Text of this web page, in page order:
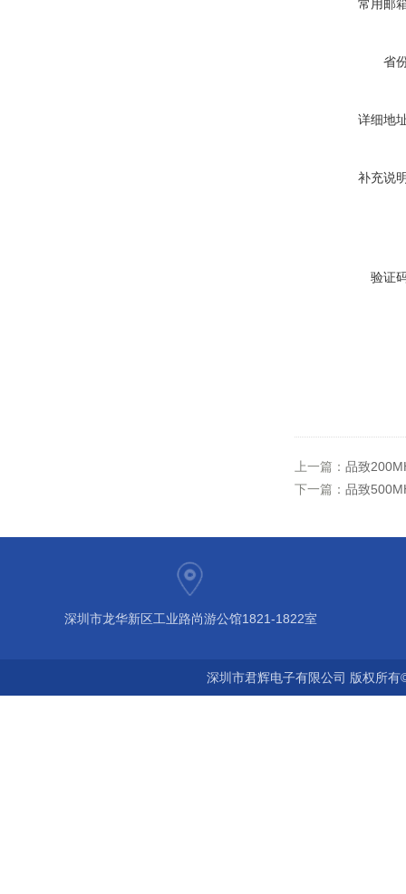
常用邮
省
详细地
补充说
验证
上一篇： 品致
下一篇： 品致
深圳市龙华新区工业路尚游公馆1821-1822室
深圳市君辉电子有限公司 版权所